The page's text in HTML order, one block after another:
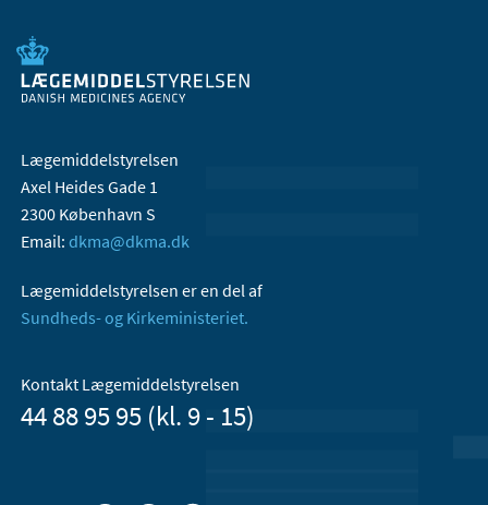
Lægemiddelstyrelsen
Axel Heides Gade 1
2300 København S
Email: dkma@dkma.dk
Lægemiddelstyrelsen er en del af
Sundheds- og Kirkeministeriet.
Kontakt Lægemiddelstyrelsen
44 88 95 95 (kl. 9 - 15)